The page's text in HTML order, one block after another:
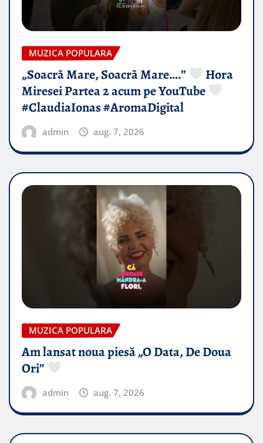
MUZICA POPULARA
„Soacră Mare, Soacră Mare….”
Hora
Miresei Partea 2 acum pe YouTube
#ClaudiaIonas #AromaDigital
admin aug. 7, 2026
MUZICA POPULARA
Am lansat noua piesă „O Data, De Doua
Ori”
admin aug. 7, 2026